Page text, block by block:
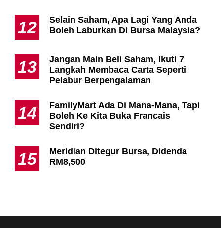
12
Selain Saham, Apa Lagi Yang Anda
Boleh Laburkan Di Bursa Malaysia?
13
Jangan Main Beli Saham, Ikuti 7
Langkah Membaca Carta Seperti
Pelabur Berpengalaman
14
FamilyMart Ada Di Mana-Mana, Tapi
Boleh Ke Kita Buka Francais
Sendiri?
15
Meridian Ditegur Bursa, Didenda
RM8,500